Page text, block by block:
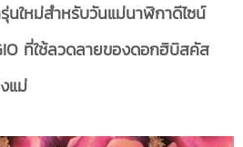
นใหม่สำหรับวันแม่นาฬิกาดีไซน์
ที่ใช้ลวดลายของดอกฮิบิสคัส
แม่